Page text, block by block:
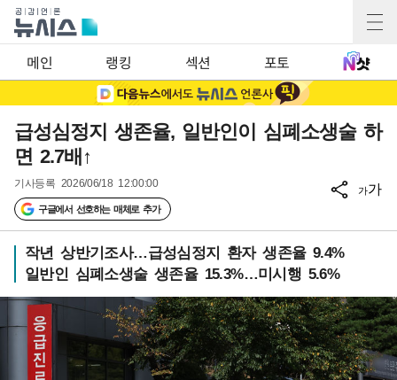
메인 랭킹 섹션 포토
급성심정지 생존율, 일반인이 심폐소생술 하
면 2.7배↑
기사등록 2026/06/18 12:00:00
구글에서 선호하는 매체로 추가
가가
작년 상반기조사…급성심정지 환자 생존율 9.4%
일반인 심폐소생술 생존율 15.3%…미시행 5.6%